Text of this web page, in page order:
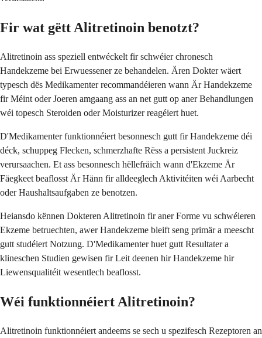
Fir wat gëtt Alitretinoin benotzt?
Alitretinoin ass speziell entwéckelt fir schwéier chronesch
Handekzeme bei Erwuessener ze behandelen. Ären Dokter wäert
typesch dës Medikamenter recommandéieren wann Är Handekzeme
fir Méint oder Joeren amgaang ass an net gutt op aner Behandlungen
wéi topesch Steroiden oder Moisturizer reagéiert huet.
D'Medikamenter funktionnéiert besonnesch gutt fir Handekzeme déi
déck, schuppeg Flecken, schmerzhafte Rëss a persistent Juckreiz
verursaachen. Et ass besonnesch hëllefräich wann d'Ekzeme Är
Fäegkeet beaflosst Är Hänn fir alldeeglech Aktivitéiten wéi Aarbecht
oder Haushaltsaufgaben ze benotzen.
Heiansdo kënnen Dokteren Alitretinoin fir aner Forme vu schwéieren
Ekzeme betruechten, awer Handekzeme bleift seng primär a meescht
gutt studéiert Notzung. D'Medikamenter huet gutt Resultater a
klineschen Studien gewisen fir Leit deenen hir Handekzeme hir
Liewensqualitéit wesentlech beaflosst.
Wéi funktionnéiert Alitretinoin?
Alitretinoin funktionnéiert andeems se sech u spezifesch Rezeptoren an